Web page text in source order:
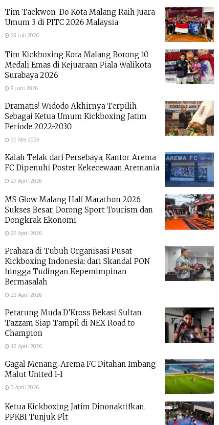
Tim Taekwon-Do Kota Malang Raih Juara
Umum 3 di PITC 2026 Malaysia
29 Juli 2026
Tim Kickboxing Kota Malang Borong 10
Medali Emas di Kejuaraan Piala Walikota
Surabaya 2026
8 Juni 2026
Dramatis! Widodo Akhirnya Terpilih
Sebagai Ketua Umum Kickboxing Jatim
Periode 2022-2030
30 Mei 2026
Kalah Telak dari Persebaya, Kantor Arema
FC Dipenuhi Poster Kekecewaan Aremania
29 April 2026
MS Glow Malang Half Marathon 2026
Sukses Besar, Dorong Sport Tourism dan
Dongkrak Ekonomi
26 April 2026
Prahara di Tubuh Organisasi Pusat
Kickboxing Indonesia: dari Skandal PON
hingga Tudingan Kepemimpinan
Bermasalah
23 April 2026
Petarung Muda D’Kross Bekasi Sultan
Tazzam Siap Tampil di NEX Road to
Champion
12 April 2026
Gagal Menang, Arema FC Ditahan Imbang
Malut United 1-1
3 April 2026
Ketua Kickboxing Jatim Dinonaktifkan.
PPKBI Tunjuk Plt